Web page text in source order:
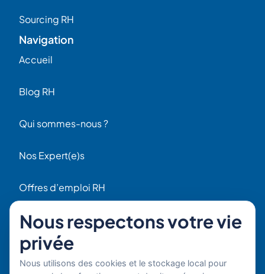
Sourcing RH
Navigation
Accueil
Blog RH
Qui sommes-nous ?
Nos Expert(e)s
Offres d’emploi RH
56 Rue Raspail
F92300 Levallois
+ 33 (0)1 42 70 97 20
Par email
Nous respectons votre vie
privée
Nous utilisons des cookies et le stockage local pour